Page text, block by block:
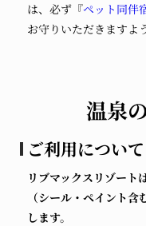
は、必ず『ペット同伴
お守りいただきますよ
温泉
ご利用について
リブマックスリゾート
（シール・ペイント
します。